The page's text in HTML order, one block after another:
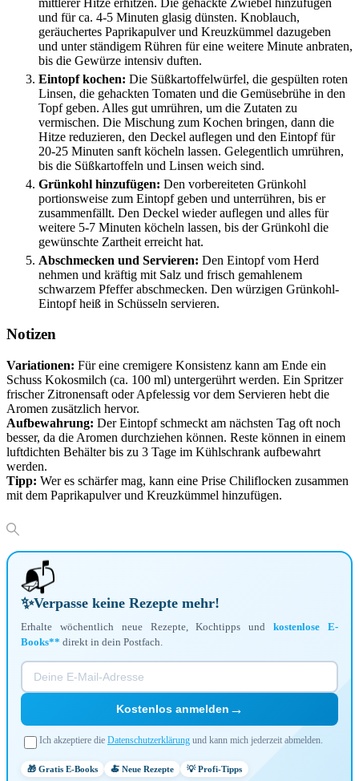
und für ca. 4-5 Minuten glasig dünsten. Knoblauch,
geräuchertes Paprikapulver und Kreuzkümmel dazugeben
und unter ständigem Rühren für eine weitere Minute anbraten,
bis die Gewürze intensiv duften.
Eintopf kochen: Die Süßkartoffelwürfel, die gespülten roten
Linsen, die gehackten Tomaten und die Gemüsebrühe in den
Topf geben. Alles gut umrühren, um die Zutaten zu
vermischen. Die Mischung zum Kochen bringen, dann die
Hitze reduzieren, den Deckel auflegen und den Eintopf für
20-25 Minuten sanft köcheln lassen. Gelegentlich umrühren,
bis die Süßkartoffeln und Linsen weich sind.
Grünkohl hinzufügen: Den vorbereiteten Grünkohl
portionsweise zum Eintopf geben und unterrühren, bis er
zusammenfällt. Den Deckel wieder auflegen und alles für
weitere 5-7 Minuten köcheln lassen, bis der Grünkohl die
gewünschte Zartheit erreicht hat.
Abschmecken und Servieren: Den Eintopf vom Herd
nehmen und kräftig mit Salz und frisch gemahlenem
schwarzem Pfeffer abschmecken. Den würzigen Grünkohl-
Eintopf heiß in Schüsseln servieren.
Notizen
Variationen: Für eine cremigere Konsistenz kann am Ende ein
Schuss Kokosmilch (ca. 100 ml) untergerührt werden. Ein Spritzer
frischer Zitronensaft oder Apfelessig vor dem Servieren hebt die
Aromen zusätzlich hervor.
Aufbewahrung: Der Eintopf schmeckt am nächsten Tag oft noch
besser, da die Aromen durchziehen können. Reste können in einem
luftdichten Behälter bis zu 3 Tage im Kühlschrank aufbewahrt
werden.
Tipp: Wer es schärfer mag, kann eine Prise Chiliflocken zusammen
mit dem Paprikapulver und Kreuzkümmel hinzufügen.
📬
✨Verpasse keine Rezepte mehr!
Erhalte wöchentlich neue Rezepte, Kochtipps undkostenlose E-
Books** direkt in dein Postfach.
Kostenlos anmelden →
Ich akzeptiere die Datenschutzerklärung und kann mich jederzeit abmelden.
🎁 Gratis E-Books 🍝 Neue Rezepte 💡 Profi-Tipps